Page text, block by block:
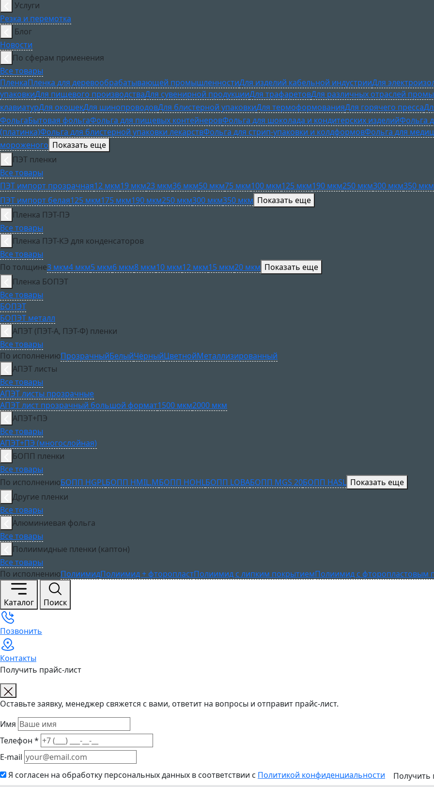
Услуги
Резка и перемотка
Блог
Новости
По сферам применения
Все товары
ПленкаПленка для деревообрабатывающей промышленностиДля изделий кабельной индустрииДля
упаковкиДля пищевого производстваДля сувенирной продукцииДля трафаретовДля различных отраслей
клавиатурДля окошекДля шинопроводовДля блистерной упаковкиДля термоформованияДля горячего пресса
ФольгаБытовая фольгаФольга для пищевых контейнеровФольга для шоколада и кондитерских изделийФольга
(платинка)Фольга для блистерной упаковки лекарствФольга для стрип-упаковки и колдформовФольга для
мороженого Показать еще
ПЭТ пленки
Все товары
ПЭТ импорт прозрачная12 мкм19 мкм23 мкм36 мкм50 мкм75 мкм100 мкм125 мкм190 мкм250 мкм300 мкм350 мкм
ПЭТ импорт белая125 мкм175 мкм190 мкм250 мкм300 мкм350 мкм Показать еще
Пленка ПЭТ-ПЭ
Все товары
Пленка ПЭТ-КЭ для конденсаторов
Все товары
По толщине3 мкм4 мкм5 мкм6 мкм8 мкм10 мкм12 мкм15 мкм20 мкм Показать еще
Пленка БОПЭТ
Все товары
БОПЭТ
БОПЭТ металл
АПЭТ (ПЭТ-А, ПЭТ-Ф) пленки
Все товары
По исполнениюПрозрачныйБелыйЧёрныйЦветнойМеталлизированный
АПЭТ листы
Все товары
АПЭТ листы прозрачные
АПЭТ лист прозрачный большой формат1500 мкм2000 мкм
АПЭТ+ПЭ
Все товары
АПЭТ+ПЭ (многослойная)
БОПП пленки
Все товары
По исполнениюБОПП HGPLБОПП HMIL.MБОПП HOHLБОПП LOBAБОПП MGS 20БОПП HASL Показать еще
Другие пленки
Все товары
Алюминиевая фольга
Все товары
Полиимидные пленки (каптон)
Все товары
По исполнениюПолиимидПолиимид + фторопластПолиимид с липким покрытиемПолиимид с фторопластовым
Каталог Поиск
Позвонить
Контакты
Получить прайс-лист
Оставьте заявку, менеджер свяжется с вами, ответит на вопросы и отправит прайс-лист.
Имя
Телефон *
E-mail
Я согласен на обработку персональных данных в соответствии с Политикой конфиденциальности Получить